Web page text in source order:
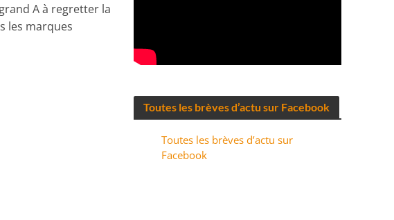
A à regretter la
les marques
Toutes les brèves d’actu sur Facebook
Toutes les brèves d’actu sur
Facebook